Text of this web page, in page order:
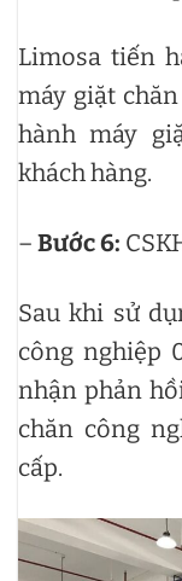
Limosa tiến
máy giặt
hành máy
khách hàng.
– Bước 6:
Sau khi sử
công nghiệp
nhận phản
chăn công
cấp.